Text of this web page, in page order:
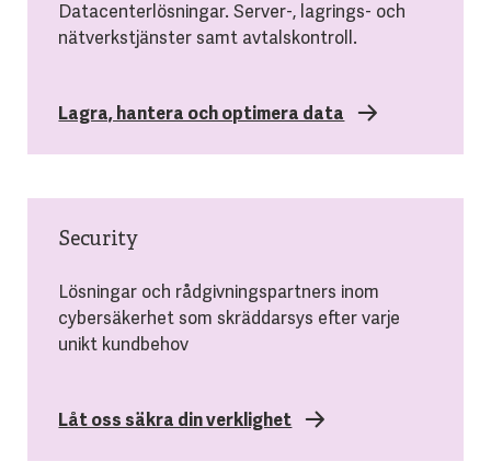
Datacenterlösningar. Server-, lagrings- och
nätverkstjänster samt avtalskontroll.
Lagra, hantera och optimera data
Security
Lösningar och rådgivningspartners inom
cybersäkerhet som skräddarsys efter varje
unikt kundbehov
Låt oss säkra din verklighet